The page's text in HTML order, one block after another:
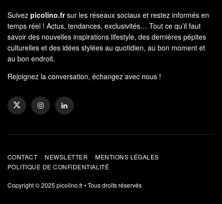
Suivez picolino.frsur les réseaux sociaux et restez informés en
temps réel ! Actus, tendances, exclusivités… Tout ce qu’il faut
savoir des nouvelles inspirations lifestyle, des dernières pépites
culturelles et des idées stylées au quotidien, au bon moment et
au bon endroit.
Rejoignez la conversation, échangez avec nous !
CONTACT NEWSLETTER
MENTIONS LÉGALES
POLITIQUE DE CONFIDENTIALITÉ
Copyright © 2025 picolino.fr• Tous droits réservés